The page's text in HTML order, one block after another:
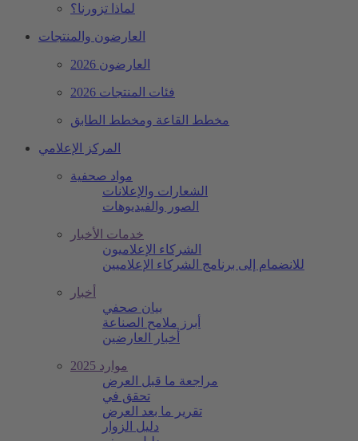
لماذا تزورنا؟
العارضون والمنتجات
العارضون 2026
فئات المنتجات 2026
مخطط القاعة ومخطط الطابق
المركز الإعلامي
مواد صحفية
الشعارات والإعلانات
الصور والفيديوهات
خدمات الأخبار
الشركاء الإعلاميون
للانضمام إلى برنامج الشركاء الإعلاميين
أخبار
بيان صحفي
أبرز ملامح الصناعة
أخبار العارضين
موارد 2025
مراجعة ما قبل العرض
تحقق في
تقرير ما بعد العرض
دليل الزوار